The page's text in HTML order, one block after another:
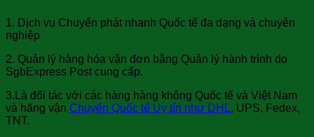
1. Dịch vụ Chuyển phát nhanh Quốc tế đa dạng và chuyên
nghiệp
2. Quản lý hàng hóa vận đơn bằng Quản lý hành trình do
SgbExpress Post cung cấp.
3.Là đối tác với các hàng hàng không Quốc tế và Việt Nam
và hãng vận Chuyển Quốc tế Uy tín như DHL, UPS, Fedex,
TNT.